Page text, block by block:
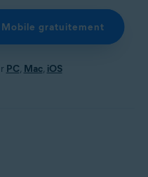
Mobile gratuitement
PC, Mac, iOS